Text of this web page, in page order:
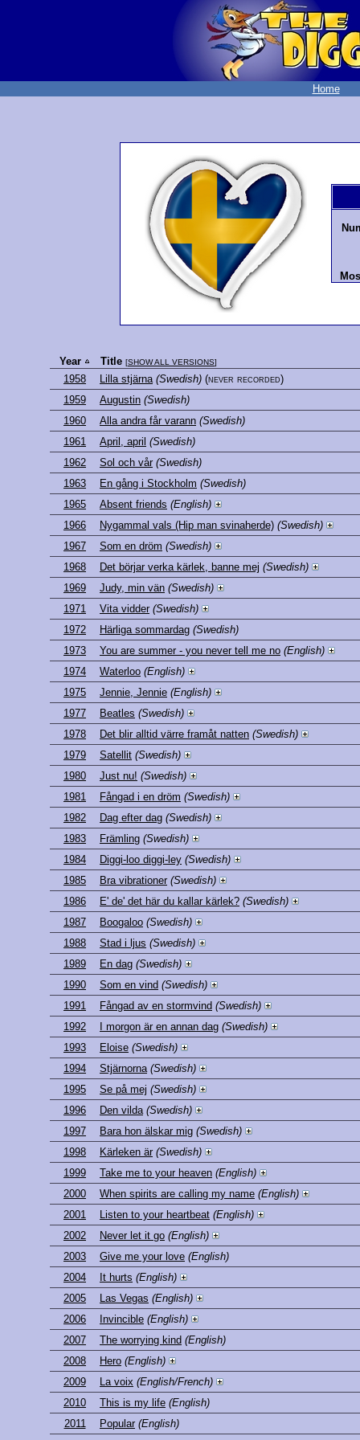
Home
Year Title [SHOW ALL VERSIONS]
1958 Lilla stjärna (Swedish) (never recorded)
1959
Augustin (Swedish)
1960
Alla andra får varann (Swedish)
1961
April, april (Swedish)
1962
Sol och vår (Swedish)
1963
En gång i Stockholm (Swedish)
1965
Absent friends (English)
1966
Nygammal vals (Hip man svinaherde) (Swedish)
1967
Som en dröm (Swedish)
1968
Det börjar verka kärlek, banne mej (Swedish)
1969
Judy, min vän (Swedish)
1971
Vita vidder (Swedish)
1972
Härliga sommardag (Swedish)
1973
You are summer - you never tell me no (English)
1974
Waterloo (English)
1975
Jennie, Jennie (English)
1977
Beatles (Swedish)
1978
Det blir alltid värre framåt natten (Swedish)
1979
Satellit (Swedish)
1980
Just nu! (Swedish)
1981
Fångad i en dröm (Swedish)
1982
Dag efter dag (Swedish)
1983
Främling (Swedish)
1984
Diggi-loo diggi-ley (Swedish)
1985
Bra vibrationer (Swedish)
1986
E' de' det här du kallar kärlek? (Swedish)
1987
Boogaloo (Swedish)
1988
Stad i ljus (Swedish)
1989
En dag (Swedish)
1990
Som en vind (Swedish)
1991
Fångad av en stormvind (Swedish)
1992
I morgon är en annan dag (Swedish)
1993
Eloise (Swedish)
1994
Stjärnorna (Swedish)
1995
Se på mej (Swedish)
1996
Den vilda (Swedish)
1997
Bara hon älskar mig (Swedish)
1998
Kärleken är (Swedish)
1999
Take me to your heaven (English)
2000
When spirits are calling my name (English)
2001
Listen to your heartbeat (English)
2002
Never let it go (English)
2003
Give me your love (English)
2004
It hurts (English)
2005
Las Vegas (English)
2006
Invincible (English)
2007
The worrying kind (English)
2008
Hero (English)
2009
La voix (English/French)
2010
This is my life (English)
2011
Popular (English)